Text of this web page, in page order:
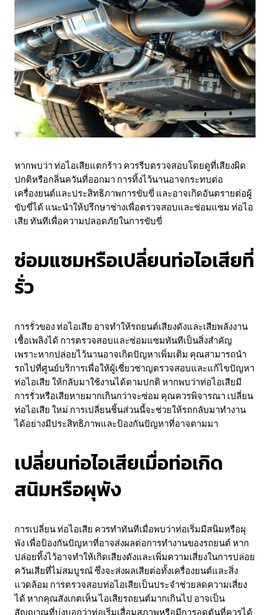
หากพบว่า ท่อไอเสียแตกร้าว ควรรีบตรวจสอบโดยดูที่เสียงผิด
ปกติหรือกลิ่นควันที่ออกมา การทิ้งไว้นานอาจกระทบต่อ
เครื่องยนต์และประสิทธิภาพการขับขี่ และอาจเกิดอันตรายต่อผู้
ขับขี่ได้ แนะนำให้ปรึกษาช่างเพื่อตรวจสอบและซ่อมแซม ท่อไอ
เสีย ทันทีเพื่อความปลอดภัยในการขับขี่
ซ่อมแซมหรือเปลี่ยนท่อไอเสียที่
รั่ว
การรั่วของ ท่อไอเสีย อาจทำให้รถยนต์เสียงดังและเสียพลังงาน
เชื้อเพลิงได้ การตรวจสอบและซ่อมแซมทันทีเป็นสิ่งสำคัญ
เพราะหากปล่อยไว้นานอาจเกิดปัญหาเพิ่มเติม คุณสามารถนำ
รถไปที่ศูนย์บริการเพื่อให้ผู้เชี่ยวชาญตรวจสอบและแก้ไขปัญหา
ท่อไอเสีย ให้กลับมาใช้งานได้ตามปกติ หากพบว่าท่อไอเสียมี
การรั่วหรือเสียหายมากเกินกว่าจะซ่อม คุณควรพิจารณา เปลี่ยน
ท่อไอเสีย ใหม่ การเปลี่ยนชิ้นส่วนนี้จะช่วยให้รถกลับมาทำงาน
ได้อย่างมีประสิทธิภาพและป้องกันปัญหาที่อาจตามมา
เปลี่ยนท่อไอเสียเมื่อท่อเกิด
สนิมหรือผุพัง
การเปลี่ยน ท่อไอเสีย ควรทำทันทีเมื่อพบว่าท่อเริ่มมีสนิมหรือผุ
พัง เพื่อป้องกันปัญหาที่อาจส่งผลต่อการทำงานของรถยนต์ หาก
ปล่อยทิ้งไว้อาจทำให้เกิดเสียงดังและเพิ่มความเสี่ยงในการปล่อย
ควันเสียที่ไม่สมบูรณ์ ซึ่งจะส่งผลเสียต่อทั้งเครื่องยนต์และสิ่ง
แวดล้อม การตรวจสอบท่อไอเสียเป็นประจำช่วยลดความเสี่ยง
ได้ หากคุณสังเกตเห็น ไอเสียรถยนต์มากเกินไป อาจเป็น
สัญญาณที่บ่งบอกว่าท่อเริ่มเสื่อมสภาพหรือมีการอุดตันที่ควรได้